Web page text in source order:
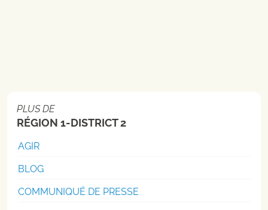
PLUS DE
RÉGION 1-DISTRICT 2
AGIR
BLOG
COMMUNIQUÉ DE PRESSE